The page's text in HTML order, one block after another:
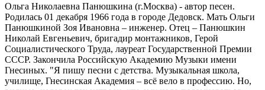
Ольга Николаевна Панюшкина (г.Москва) - автор песен.
Родилась 01 декабря 1966 года в городе Дедовск. Мать Ольги
Панюшкиной Зоя Ивановна – инженер. Отец – Панюшкин
Николай Евгеньевич, бригадир монтажников, Герой
Социалистического Труда, лауреат Государственной Премии
СССР. Закончила Российскую Академию Музыки имени
Гнесиных. "Я пишу песни с детства. Музыкальная школа,
училище, Гнесинская Академия – всё вело в профессию. Но,